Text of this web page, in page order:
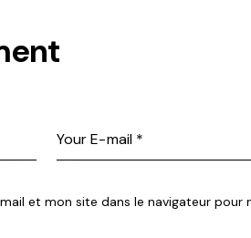
et mon site dans le navigateur pour